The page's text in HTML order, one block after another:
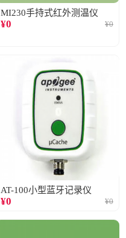
MI230手持式红外测温仪
¥0 ¥0
AT-100小型蓝牙记录仪
¥0 ¥0